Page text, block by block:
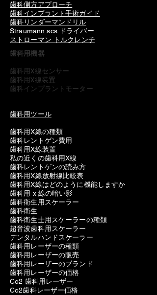
歯科側方アプローチ
歯科インプラント手術ガイド
歯科リンダーマンドリル
Straumann scs ドライバー
ストローマン トルクレンチ
歯科用機器
歯科用X線センサー
歯科用X線装置
歯科インプラントモーター
歯科用ツール
歯科用X線の種類
歯科レントゲン費用
歯科用X線装置
私の近くの歯科用X線
歯科レントゲンの読み方
歯科用X線放射線比較表
歯科用X線はどのように機能しますか
歯科用 x 線の暗い影
歯科衛生用スケーラー
歯科衛生
歯科衛生士用スケーラーの種類
超音波歯科用スケーラー
デンタルハンドスケーラー
歯科用レーザーの種類
歯科用レーザーの販売
歯科用レーザーのブランド
歯科用レーザーの価格
Co2 歯科用レーザー
Co2歯科レーザー価格